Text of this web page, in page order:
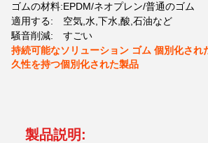
ゴムの材料:EPDM/ネオプレン/普通のゴム
適用する:
空気,水,下水,酸,石油など
騒音削減:
すごい
持続可能なソリューション ゴム 個別化され
久性を持つ個別化された製品
製品説明: